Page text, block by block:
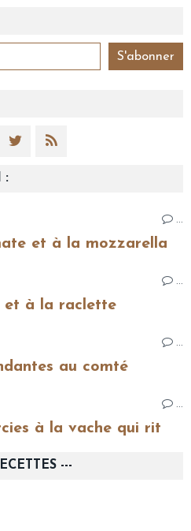
:
…
et à la mozzarella
…
et à la raclette
…
au comté
à la vache qui rit
---